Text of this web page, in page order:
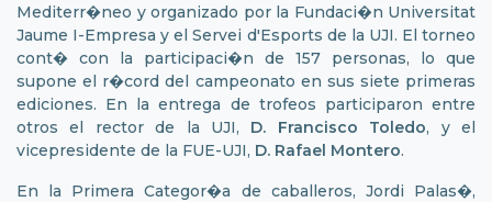
Mediterr�neo y organizado por la Fundaci�n Universitat
Jaume I-Empresa y el Servei d'Esports de la UJI. El torneo
cont� con la participaci�n de 157 personas, lo que
supone el r�cord del campeonato en sus siete primeras
ediciones. En la entrega de trofeos participaron entre
otros el rector de la UJI, D. Francisco Toledo, y el
vicepresidente de la FUE-UJI, D. Rafael Montero.
En la Primera Categor�a de caballeros, Jordi Palas�,